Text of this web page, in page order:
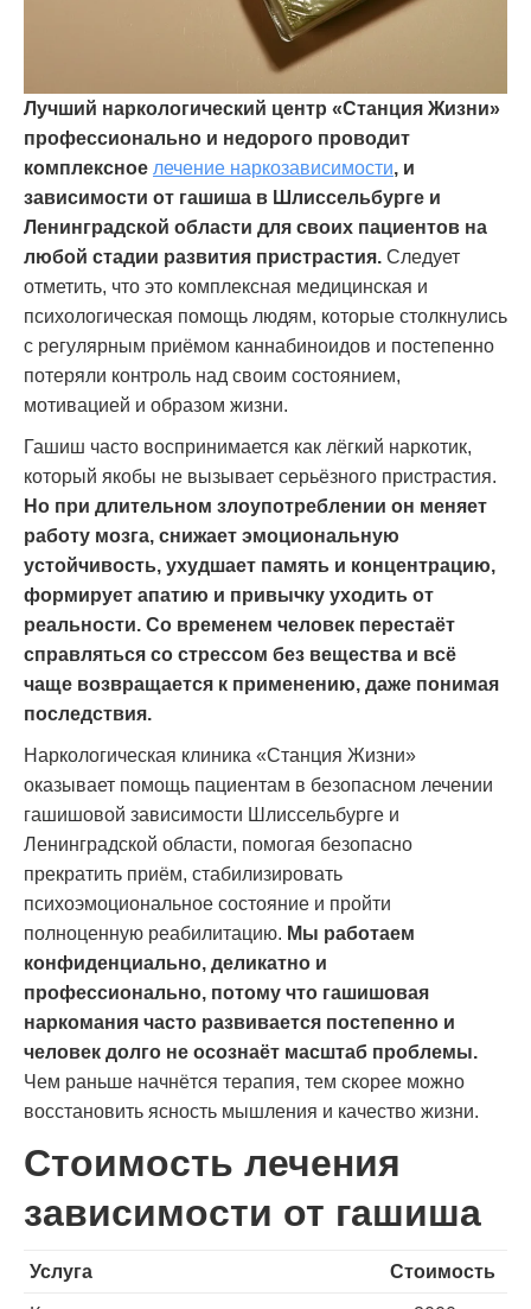
Лучший наркологический центр «Станция Жизни»
профессионально и недорого проводит
комплексное лечение наркозависимости, и
зависимости от гашиша в Шлиссельбурге и
Ленинградской области для своих пациентов на
любой стадии развития пристрастия. Следует
отметить, что это комплексная медицинская и
психологическая помощь людям, которые столкнулись
с регулярным приёмом каннабиноидов и постепенно
потеряли контроль над своим состоянием,
мотивацией и образом жизни.
Гашиш часто воспринимается как лёгкий наркотик,
который якобы не вызывает серьёзного пристрастия.
Но при длительном злоупотреблении он меняет
работу мозга, снижает эмоциональную
устойчивость, ухудшает память и концентрацию,
формирует апатию и привычку уходить от
реальности. Со временем человек перестаёт
справляться со стрессом без вещества и всё
чаще возвращается к применению, даже понимая
последствия.
Наркологическая клиника «Станция Жизни»
оказывает помощь пациентам в безопасном лечении
гашишовой зависимости Шлиссельбурге и
Ленинградской области, помогая безопасно
прекратить приём, стабилизировать
психоэмоциональное состояние и пройти
полноценную реабилитацию. Мы работаем
конфиденциально, деликатно и
профессионально, потому что гашишовая
наркомания часто развивается постепенно и
человек долго не осознаёт масштаб проблемы.
Чем раньше начнётся терапия, тем скорее можно
восстановить ясность мышления и качество жизни.
Стоимость лечения
зависимости от гашиша
Услуга Стоимость